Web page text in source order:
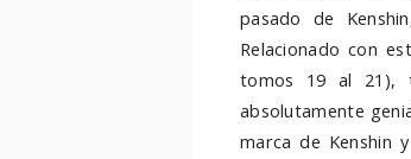
pasado de
Relacionado con
tomos 19 al 21),
absolutamente
marca de Kenshin